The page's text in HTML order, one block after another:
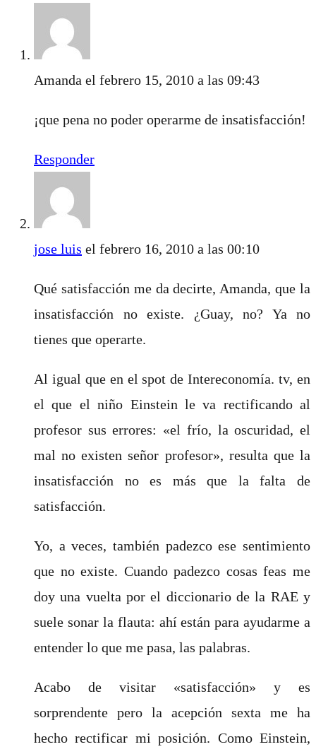
Amanda el febrero 15, 2010 a las 09:43
¡que pena no poder operarme de insatisfacción!
Responder
jose luis el febrero 16, 2010 a las 00:10
Qué satisfacción me da decirte, Amanda, que la
insatisfacción no existe. ¿Guay, no? Ya no
tienes que operarte.
Al igual que en el spot de Intereconomía. tv, en
el que el niño Einstein le va rectificando al
profesor sus errores: «el frío, la oscuridad, el
mal no existen señor profesor», resulta que la
insatisfacción no es más que la falta de
satisfacción.
Yo, a veces, también padezco ese sentimiento
que no existe. Cuando padezco cosas feas me
doy una vuelta por el diccionario de la RAE y
suele sonar la flauta: ahí están para ayudarme a
entender lo que me pasa, las palabras.
Acabo de visitar «satisfacción» y es
sorprendente pero la acepción sexta me ha
hecho rectificar mi posición. Como Einstein,